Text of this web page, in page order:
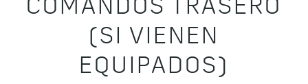
COMANDOS TRASERO
(SI VIENEN
EQUIPADOS)